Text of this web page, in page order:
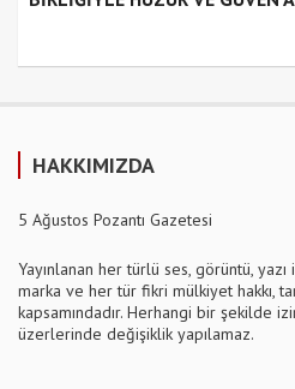
HAKKIMIZDA
5 Ağustos Pozantı Gazetesi
Yayınlanan her türlü ses, görüntü,
marka ve her tür fikri mülkiyet hakkı,
kapsamındadır. Herhangi bir şekilde
üzerlerinde değişiklik yapılamaz.